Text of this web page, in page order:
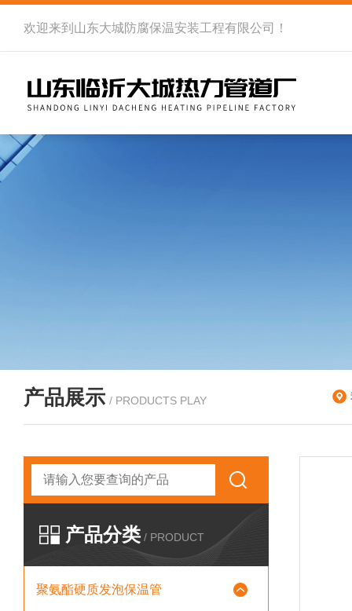
欢迎来到 山东大城防腐保温安装工程有限公司 ！
产品展示 / PRODUCTS PLAY
产品分类 / PRODUCT
聚氨酯硬质发泡保温管